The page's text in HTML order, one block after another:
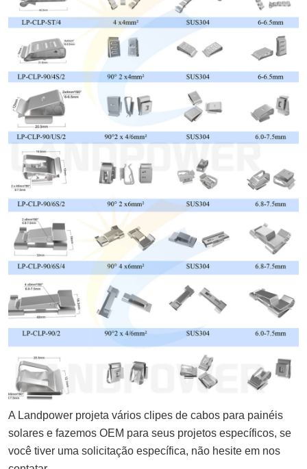
A Landpower projeta vários clipes de cabos para painéis
solares e fazemos OEM para seus projetos específicos, se
você tiver uma solicitação específica, não hesite em nos